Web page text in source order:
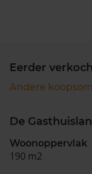
Eerder
Andere
De
Woonoppervlak
190 m2